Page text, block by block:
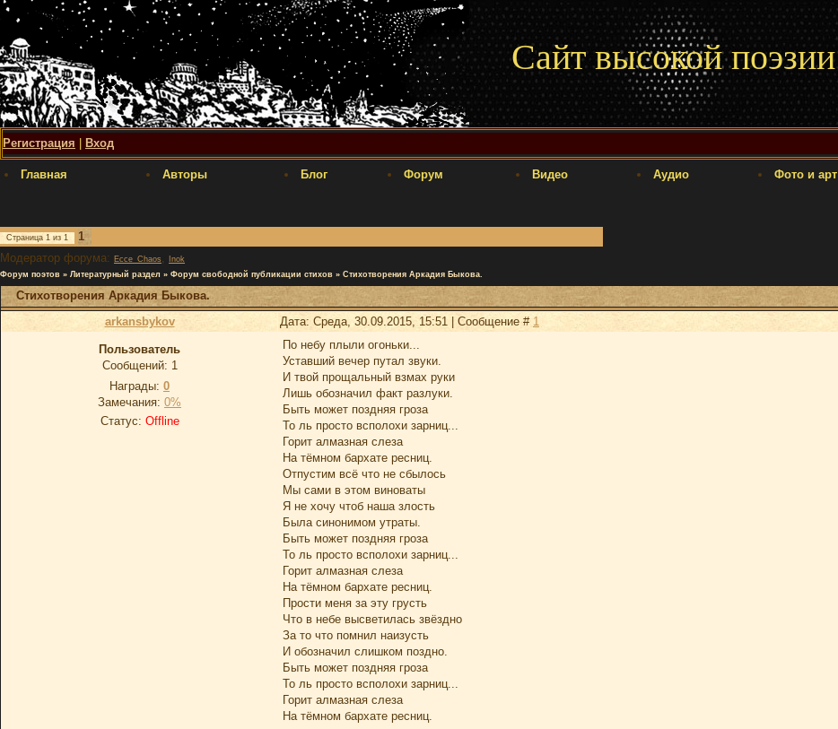
Сайт высокой поэзии
Регистрация Вход
Главная Авторы Блог Форум Видео Аудио Фото и арт
Страница 1 из 1
1
Модератор форума: Ecce_Chaos ,
Inok
Форум поэтов » Литературный раздел » Форум свободной публикации стихов » Стихотворения Аркадия Быкова.
Стихотворения Аркадия Быкова.
arkansbykov
Дата: Среда, 30.09.2015, 15:51 | Сообщение # 1
Пользователь
Сообщений: 1
Награды: 0
Замечания: 0%
Статус: Offline
По небу плыли огоньки...
Уставший вечер путал звуки.
И твой прощальный взмах руки
Лишь обозначил факт разлуки.
Быть может поздняя гроза
То ль просто всполохи зарниц...
Горит алмазная слеза
На тёмном бархате ресниц.
Отпустим всё что не сбылось
Мы сами в этом виноваты
Я не хочу чтоб наша злость
Была синонимом утраты.
Быть может поздняя гроза
То ль просто всполохи зарниц...
Горит алмазная слеза
На тёмном бархате ресниц.
Прости меня за эту грусть
Что в небе высветилась звёздно
За то что помнил наизусть
И обозначил слишком поздно.
Быть может поздняя гроза
То ль просто всполохи зарниц...
Горит алмазная слеза
На тёмном бархате ресниц.